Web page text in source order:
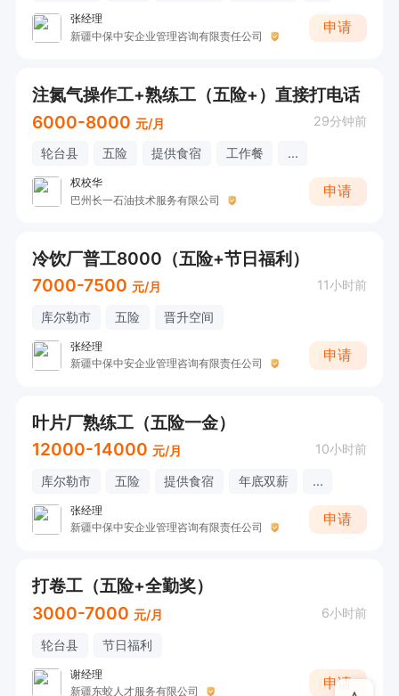
张经理
新疆中保中安企业管理咨询有限责任公司
申请
注氮气操作工+熟练工（五险+）直接打电话
6000-8000 元/月 29分钟前
轮台县 五险 提供食宿 工作餐 ...
权校华
巴州长一石油技术服务有限公司
申请
冷饮厂普工8000（五险+节日福利）
7000-7500 元/月 11小时前
库尔勒市 五险 晋升空间
张经理
新疆中保中安企业管理咨询有限责任公司
申请
叶片厂熟练工（五险一金）
12000-14000 元/月 10小时前
库尔勒市 五险 提供食宿 年底双薪 ...
张经理
新疆中保中安企业管理咨询有限责任公司
申请
打卷工（五险+全勤奖）
3000-7000 元/月 6小时前
轮台县 节日福利
谢经理
新疆东蛟人才服务有限公司
申请